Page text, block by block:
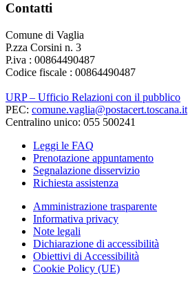
Contatti
Comune di Vaglia
P.zza Corsini n. 3
P.iva : 00864490487
Codice fiscale : 00864490487
URP – Ufficio Relazioni con il pubblico
PEC: comune.vaglia@postacert.toscana.it
Centralino unico: 055 500241
Leggi le FAQ
Prenotazione appuntamento
Segnalazione disservizio
Richiesta assistenza
Amministrazione trasparente
Informativa privacy
Note legali
Dichiarazione di accessibilità
Obiettivi di Accessibilità
Cookie Policy (UE)